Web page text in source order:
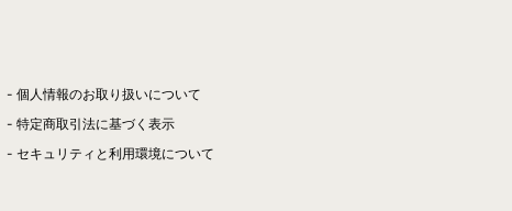
個人情報のお取り扱いについて
特定商取引法に基づく表示
セキュリティと利用環境について